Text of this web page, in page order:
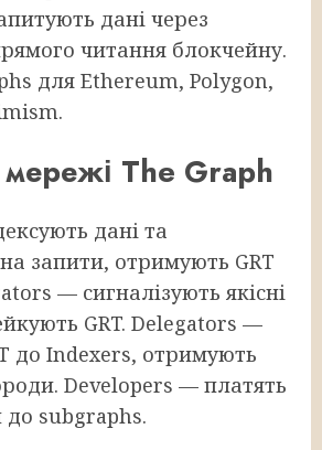
дані через
читання блокчейну.
для Ethereum, Polygon,
The Graph
дані та
запити, отримують GRT
— сигналізують якісні
GRT. Delegators —
до Indexers, отримують
Developers — платять
до subgraphs.